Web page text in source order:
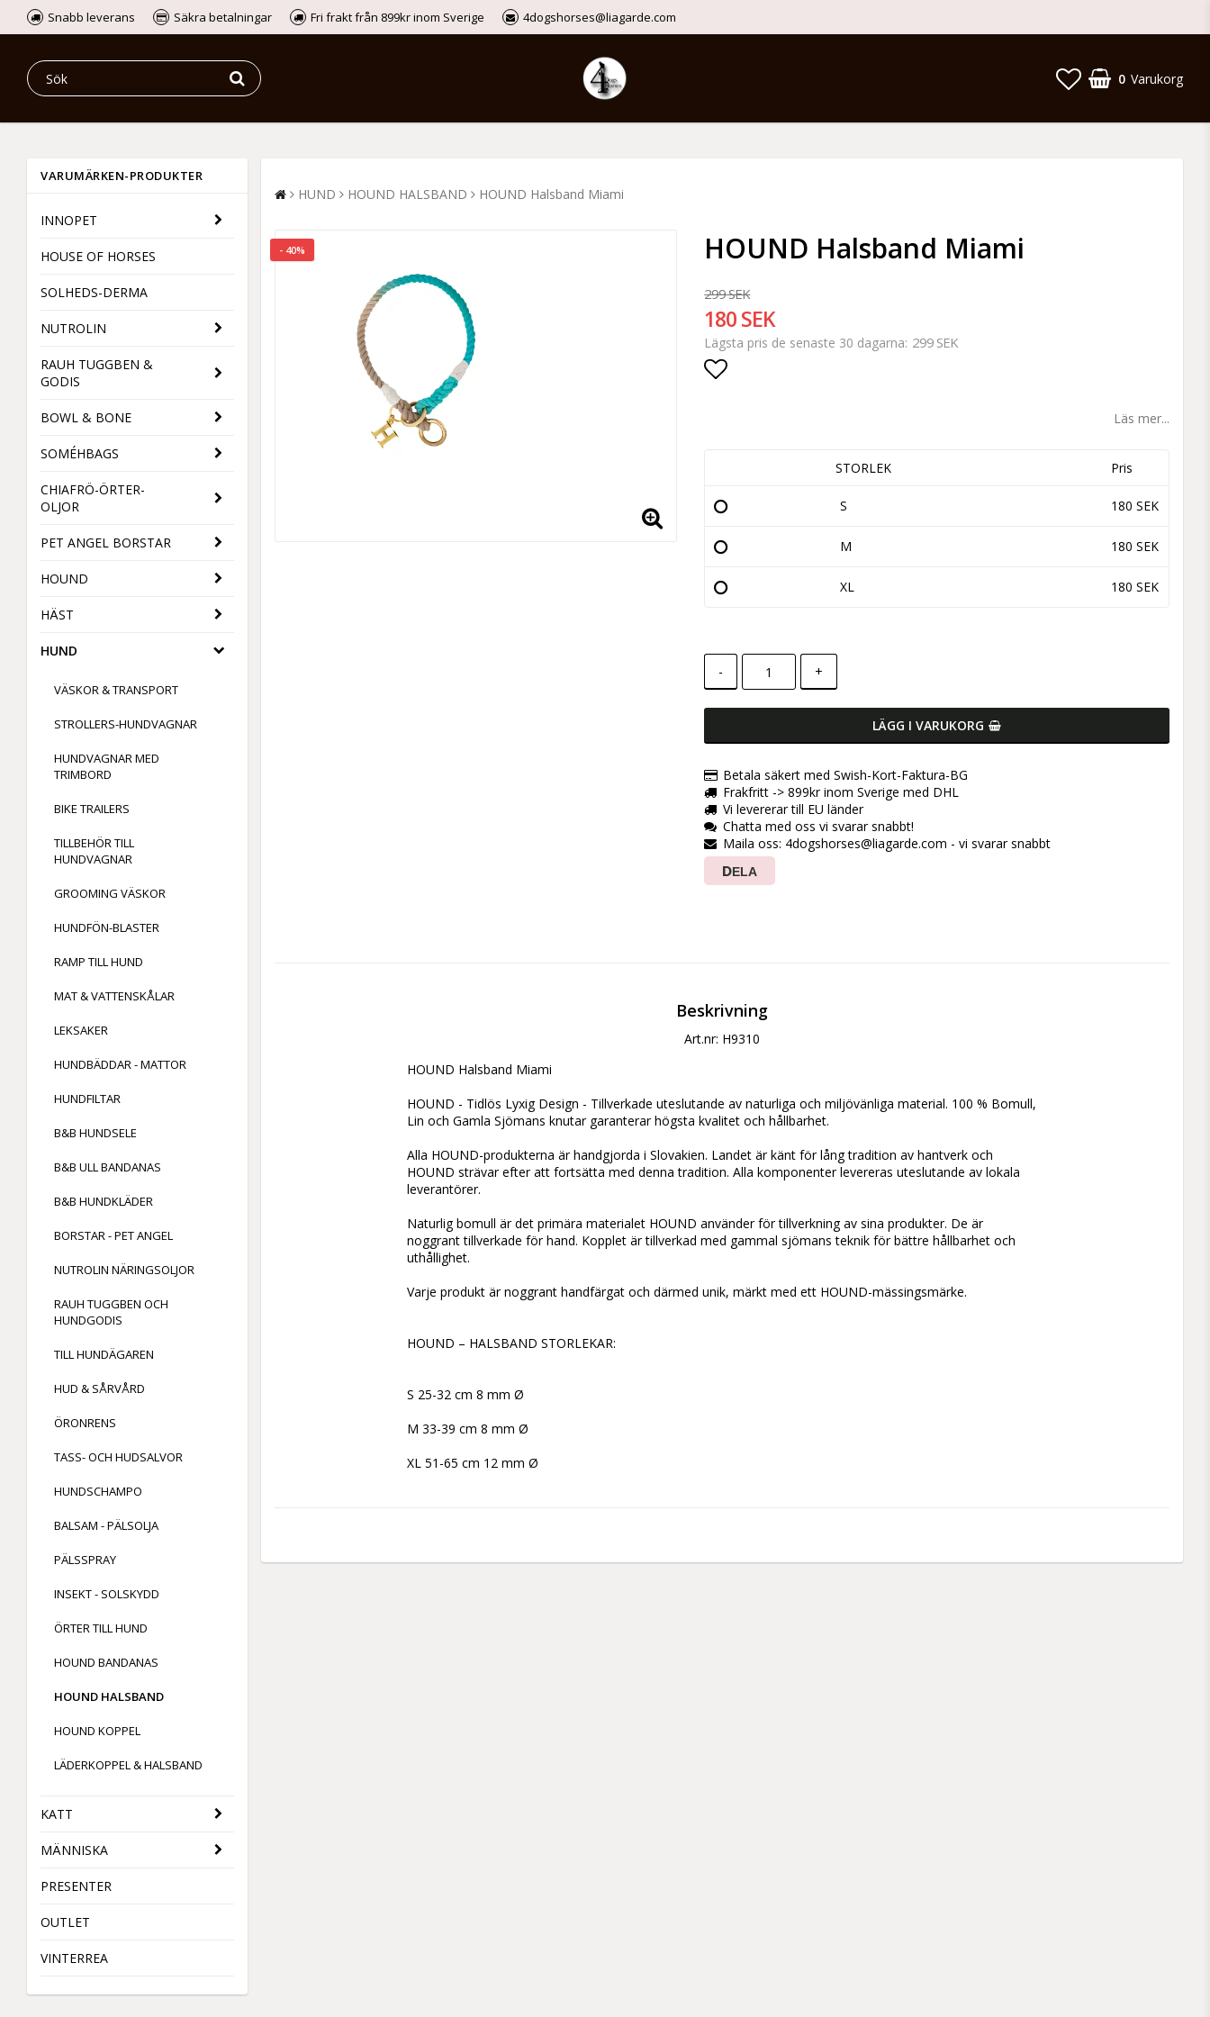
Snabb leverans Säkra betalningar Fri frakt från 899kr inom Sverige 4dogshorses@liagarde.com
0 Varukorg
VARUMÄRKEN-PRODUKTER
INNOPET
HOUSE OF HORSES
SOLHEDS-DERMA
NUTROLIN
RAUH TUGGBEN &
GODIS
BOWL & BONE
SOMÉHBAGS
CHIAFRÖ-ÖRTER-
OLJOR
PET ANGEL BORSTAR
HOUND
HÄST
HUND
VÄSKOR & TRANSPORT
STROLLERS-HUNDVAGNAR
HUNDVAGNAR MED
TRIMBORD
BIKE TRAILERS
TILLBEHÖR TILL
HUNDVAGNAR
GROOMING VÄSKOR
HUNDFÖN-BLASTER
RAMP TILL HUND
MAT & VATTENSKÅLAR
LEKSAKER
HUNDBÄDDAR - MATTOR
HUNDFILTAR
B&B HUNDSELE
B&B ULL BANDANAS
B&B HUNDKLÄDER
BORSTAR - PET ANGEL
NUTROLIN NÄRINGSOLJOR
RAUH TUGGBEN OCH
HUNDGODIS
TILL HUNDÄGAREN
HUD & SÅRVÅRD
ÖRONRENS
TASS- OCH HUDSALVOR
HUNDSCHAMPO
BALSAM - PÄLSOLJA
PÄLSSPRAY
INSEKT - SOLSKYDD
ÖRTER TILL HUND
HOUND BANDANAS
HOUND HALSBAND
HOUND KOPPEL
LÄDERKOPPEL & HALSBAND
KATT
MÄNNISKA
PRESENTER
OUTLET
VINTERREA
HUND HOUND HALSBAND HOUND Halsband Miami
- 40% HOUND Halsband Miami
299 SEK
180 SEK
Lägsta pris de senaste 30 dagarna 299 SEK
Läs mer...
STORLEK Pris
S 180 SEK
M 180 SEK
XL 180 SEK
- +
LÄGG I VARUKORG
Betala säkert med Swish-Kort-Faktura-BG
Frakfritt -> 899kr inom Sverige med DHL
Vi levererar till EU länder
Chatta med oss vi svarar snabbt!
Maila oss: 4dogshorses@liagarde.com - vi svarar snabbt
DELA
Beskrivning
Art.nr: H9310
HOUND Halsband Miami
HOUND - Tidlös Lyxig Design - Tillverkade uteslutande av naturliga och miljövänliga material. 100 % Bomull,
Lin och Gamla Sjömans knutar garanterar högsta kvalitet och hållbarhet.
Alla HOUND-produkterna är handgjorda i Slovakien. Landet är känt för lång tradition av hantverk och
HOUND strävar efter att fortsätta med denna tradition. Alla komponenter levereras uteslutande av lokala
leverantörer.
Naturlig bomull är det primära materialet HOUND använder för tillverkning av sina produkter. De är
noggrant tillverkade för hand. Kopplet är tillverkad med gammal sjömans teknik för bättre hållbarhet och
uthållighet.
Varje produkt är noggrant handfärgat och därmed unik, märkt med ett HOUND-mässingsmärke.
HOUND – HALSBAND STORLEKAR:
S 25-32 cm 8 mm Ø
M 33-39 cm 8 mm Ø